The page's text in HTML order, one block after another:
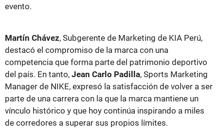
evento.
Martín Chávez, Subgerente de Marketing de KIA Perú,
destacó el compromiso de la marca con una
competencia que forma parte del patrimonio deportivo
del país. En tanto, Jean Carlo Padilla, Sports Marketing
Manager de NIKE, expresó la satisfacción de volver a ser
parte de una carrera con la que la marca mantiene un
vínculo histórico y que hoy continúa inspirando a miles
de corredores a superar sus propios límites.